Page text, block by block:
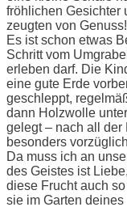
fröhlichen Gesichter
zeugten von Genuss!
Es ist schon etwas
Schritt vom
erleben darf. Die
eine gute Erde
geschleppt,
dann Holzwolle
gelegt – nach all der
besonders
Da muss ich an
des Geistes ist
diese Frucht auch
sie im Garten